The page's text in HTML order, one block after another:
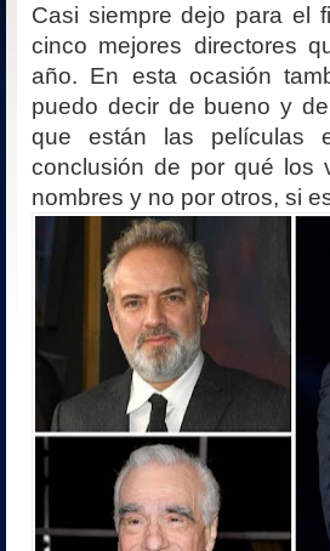
Casi siempre dejo para el
cinco mejores directores
año. En esta ocasión
puedo decir de bueno y
que están las películas
conclusión de por qué los
nombres y no por otros, si